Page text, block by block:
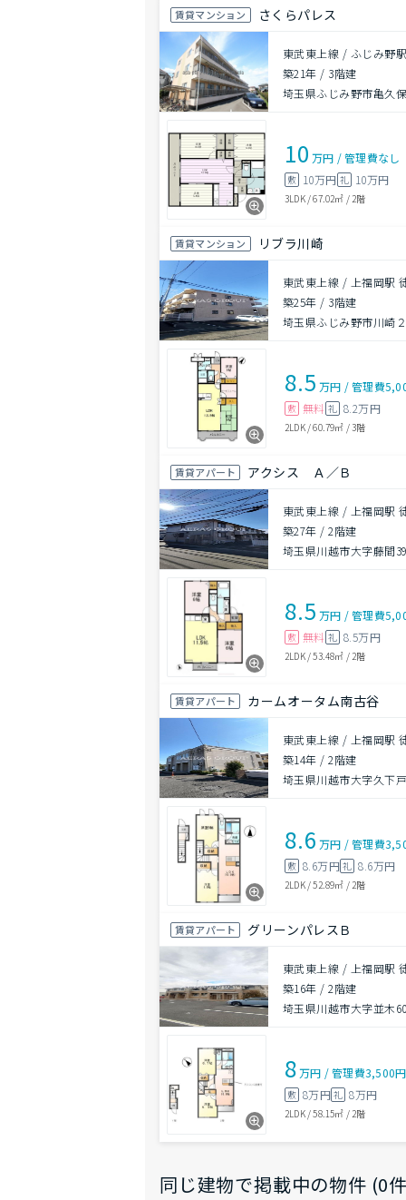
賃貸マンション さくらパレス
東武東上線 / ふじみ野
築21年 / 3階建
埼玉県ふじみ野市亀久保
10 万円 /管理費なし
敷 10万円 礼 10万円
3LDK/67.02㎡ / 2階
賃貸マンション リブラ川崎
東武東上線 / 上福岡駅
築25年 / 3階建
埼玉県ふじみ野市川崎
8.5 万円 /管理費
敷 無料 礼 8.2万円
2LDK/60.79㎡ /3階
賃貸アパート アクシス Ａ／Ｂ
東武東上線 / 上福岡駅
築27年 /2階建
埼玉県川越市大字藤間
8.5 万円 /管理費
敷 無料 礼 8.5万円
2LDK/53.48㎡ / 2階
賃貸アパート カームオータム南古谷
東武東上線 / 上福岡駅
築14年 /2階建
埼玉県川越市大字久下
8.6 万円 /管理費
敷 8.6万円礼 8.6万円
2LDK/52.89㎡ / 2階
賃貸アパート グリーンパレスＢ
東武東上線 / 上福岡駅
築16年 /2階建
埼玉県川越市大字並木
8万円 /管理費3,500円
敷 8万円礼 8万円
2LDK/58.15㎡ / 2階
同じ建物で掲載中の物件 (0